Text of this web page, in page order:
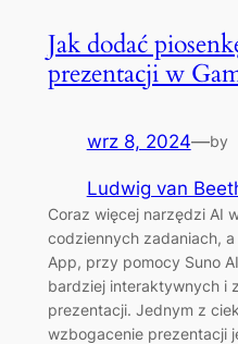
Jak dodać
prezentacji w
wrz 8, 2024—by
Ludwig van
Coraz więcej narzędzi AI
codziennych zadaniach,
App, przy pomocy Suno
bardziej interaktywnych i
prezentacji. Jednym z
wzbogacenie prezentacji